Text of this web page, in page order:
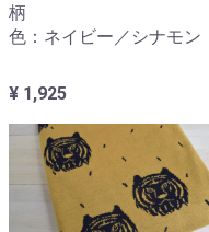
色：ネイビー／シナモン
¥ 1,925